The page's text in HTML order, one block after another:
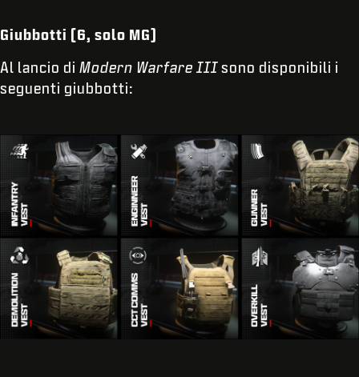
Giubbotti (6, solo MG)
Al lancio di Modern Warfare III sono disponibili i
seguenti giubbotti: